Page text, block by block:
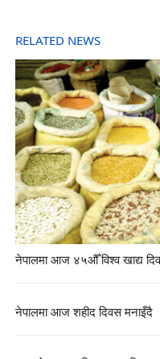
RELATED NEWS
नेपालमा आज ४५औँ विश्व खाद्य
नेपालमा आज शहीद दिवस मनाइँदै